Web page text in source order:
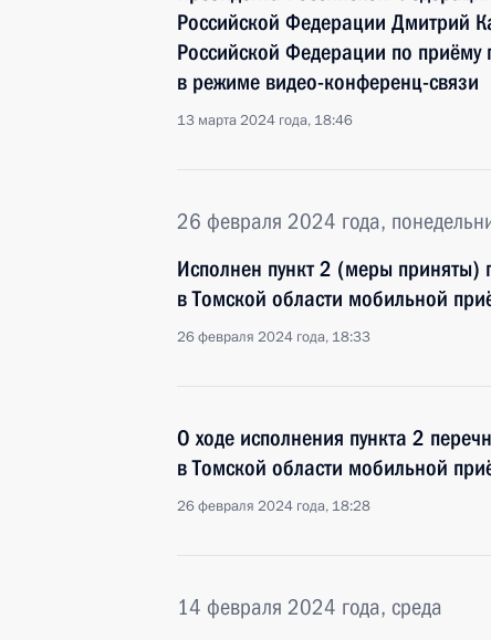
Российской Федерации Дмитрий
Российской Федерации по
в режиме видео-конференц-связи
13 марта 2024 года, 18:46
26 февраля 2024 года,
Исполнен пункт 2 (меры приняты)
в Томской области мобильной
26 февраля 2024 года, 18:33
О ходе исполнения пункта 2
в Томской области мобильной
26 февраля 2024 года, 18:28
14 февраля 2024 года, среда